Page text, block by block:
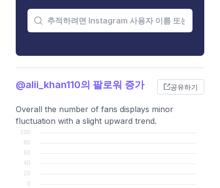
@alii_khan110의 팔로워 증가 공유하기
Overall the number of fans displays minor
fluctuation with a slight upward trend.